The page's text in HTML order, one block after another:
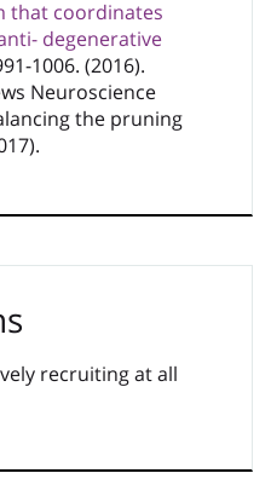
that coordinates
degenerative
1006. (2016).
Neuroscience
the pruning
recruiting at all